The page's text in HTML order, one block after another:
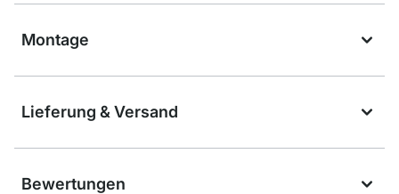
Montage
Lieferung & Versand
Bewertungen